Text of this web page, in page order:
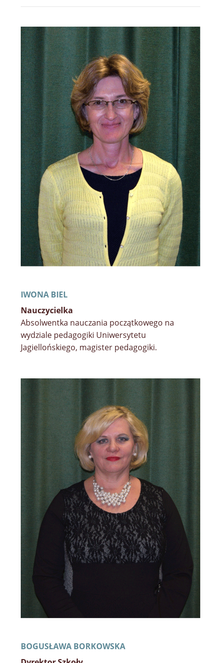
IWONA BIEL
Nauczycielka
Absolwentka nauczania początkowego na
wydziale pedagogiki Uniwersytetu
Jagiellońskiego, magister pedagogiki.
BOGUSŁAWA BORKOWSKA